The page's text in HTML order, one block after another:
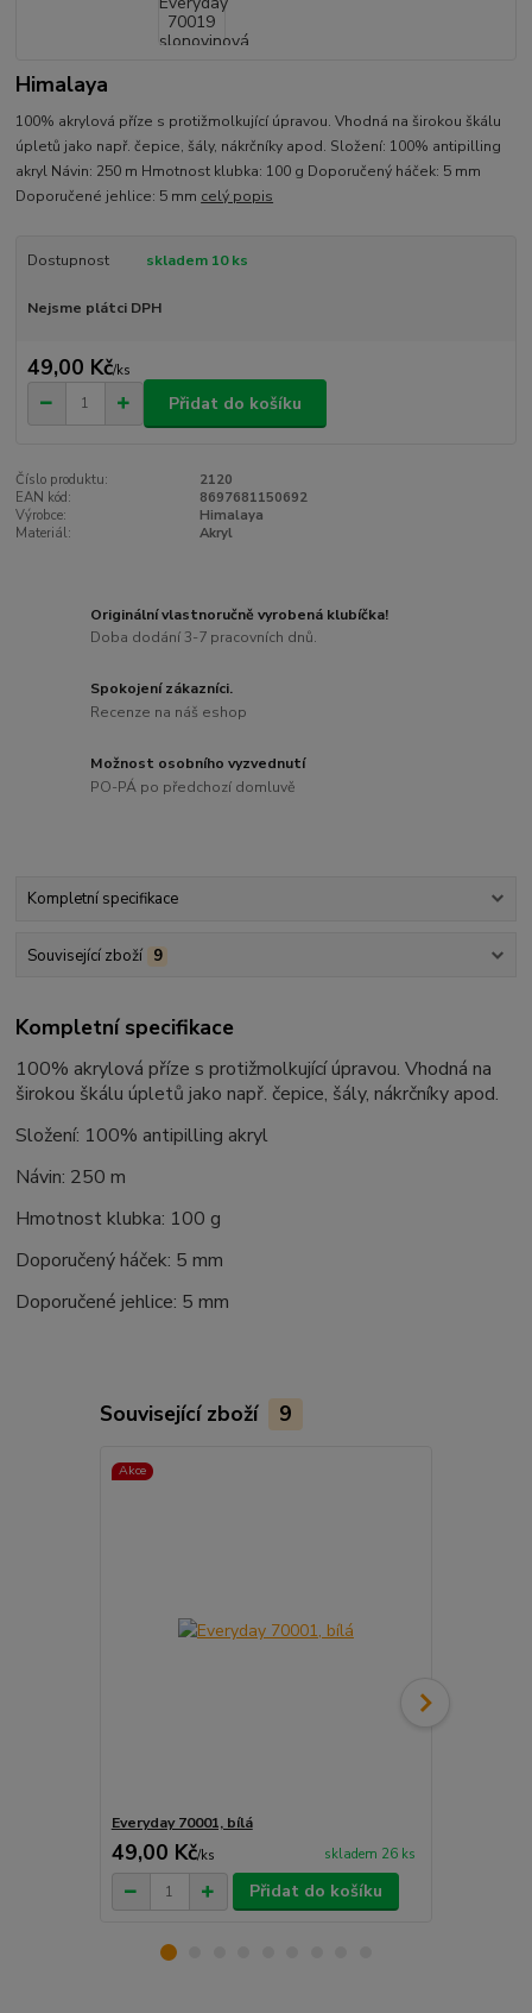
Himalaya
100% akrylová příze s protižmolkující úpravou. Vhodná na širokou škálu
úpletů jako např. čepice, šály, nákrčníky apod. Složení: 100% antipilling
akryl Návin: 250 m Hmotnost klubka: 100 g Doporučený háček: 5 mm
Doporučené jehlice: 5 mm celý popis
Dostupnost skladem 10 ks
Nejsme plátci DPH
49,00 Kč/ks
Přidat do košíku
Číslo produktu:
2120
EAN kód:
8697681150692
Výrobce:
Himalaya
Materiál:
Akryl
Originální vlastnoručně vyrobená klubíčka!
Doba dodání 3-7 pracovních dnů.
Spokojení zákazníci.
Recenze na náš eshop
Možnost osobního vyzvednutí
PO-PÁ po předchozí domluvě
Kompletní specifikace
Související zboží 9
Kompletní specifikace
100% akrylová příze s protižmolkující úpravou. Vhodná na
širokou škálu úpletů jako např. čepice, šály, nákrčníky apod.
Složení: 100% antipilling akryl
Návin: 250 m
Hmotnost klubka: 100 g
Doporučený háček: 5 mm
Doporučené jehlice: 5 mm
Související zboží 9
Akce
Everyday 70001, bílá
49,00 Kč/ks skladem 26 ks
Přidat do košíku